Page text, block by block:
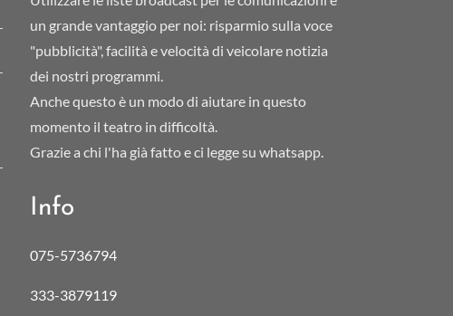
un grande vantaggio per noi: risparmio sulla voce
"pubblicità", facilità e velocità di veicolare notizia
dei nostri programmi.
Anche questo è un modo di aiutare in questo
momento il teatro in difficoltà.
Grazie a chi l'ha già fatto e ci legge su whatsapp.
Info
075-5736794
333-3879119